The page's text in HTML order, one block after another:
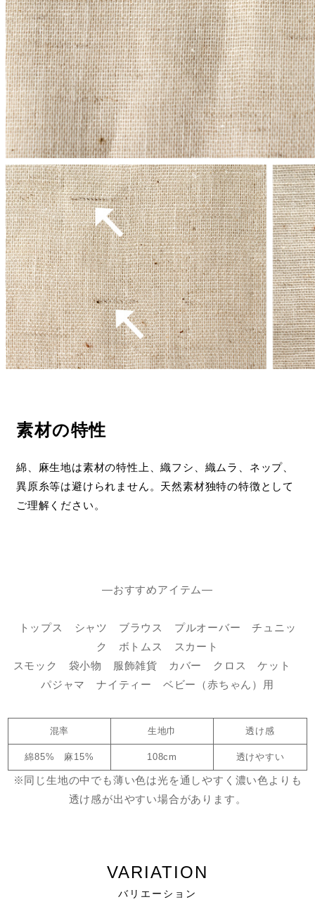
素材の特性
綿、麻生地は素材の特性上、織フシ、織ムラ、ネップ、
異原糸等は避けられません。天然素材独特の特徴として
ご理解ください。
―おすすめアイテム―
トップス シャツ ブラウス プルオーバー チュニッ
ク ボトムス スカート
スモック 袋小物 服飾雑貨 カバー クロス ケット
パジャマ ナイティー ベビー（赤ちゃん）用
混率 生地巾 透け感
綿85% 麻15% 108cm 透けやすい
※同じ生地の中でも薄い色は光を通しやすく濃い色よりも
透け感が出やすい場合があります。
VARIATION
バリエーション